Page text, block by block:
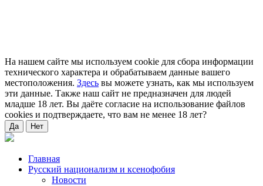
На нашем сайте мы используем cookie для сбора информации
технического характера и обрабатываем данные вашего
местоположения. Здесь вы можете узнать, как мы используем
эти данные. Также наш сайт не предназначен для людей
младше 18 лет. Вы даёте согласие на использование файлов
cookies и подтверждаете, что вам не менее 18 лет?
Да Нет
Главная
Русский национализм и ксенофобия
Новости